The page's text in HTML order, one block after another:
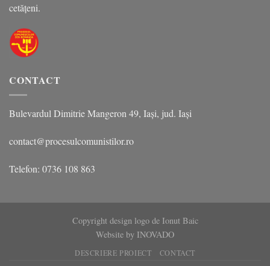
cetățeni.
CONTACT
Bulevardul Dimitrie Mangeron 49, Iași, jud. Iași
contact@procesulcomunistilor.ro
Telefon: 0736 108 863
Copyright design logo de Ionut Baic
Website by INOVADO
DESCRIERE PROIECT CONTACT